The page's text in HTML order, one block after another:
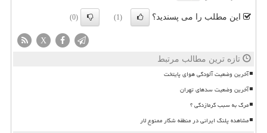
این مطلب را می پسندید؟ (1)
(0)
X
تازه ترین مطالب مرتبط
آخرین وضعیت آلودگی هوای پایتخت
آخرین وضعیت سدهای تهران
مرگ به سبب گرمازدگی ؟
مشاهده پلنگ ایرانی در منطقه شکار ممنوع لار